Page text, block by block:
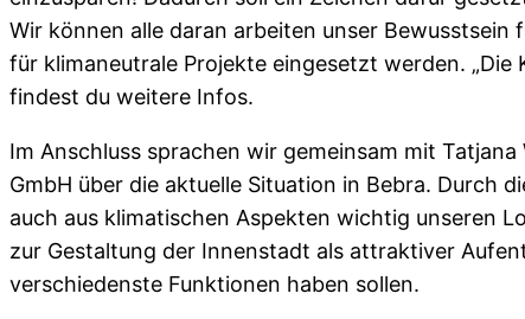
Wir können alle daran arbeiten unser
für klimaneutrale Projekte eingesetzt werden.
findest du weitere Infos.
Im Anschluss sprachen wir gemeinsam mit
GmbH über die aktuelle Situation in Bebra. Durch
auch aus klimatischen Aspekten wichtig unseren
zur Gestaltung der Innenstadt als attraktiver
verschiedenste Funktionen haben sollen.